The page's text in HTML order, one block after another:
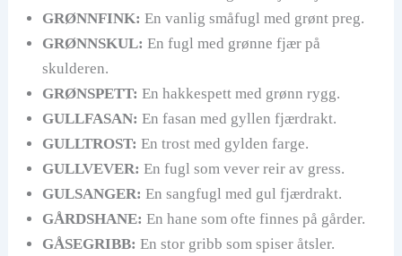
GRØNNFINK: En vanlig småfugl med grønt preg.
GRØNNSKUL: En fugl med grønne fjær på
skulderen.
GRØNSPETT: En hakkespett med grønn rygg.
GULLFASAN: En fasan med gyllen fjærdrakt.
GULLTROST: En trost med gylden farge.
GULLVEVER: En fugl som vever reir av gress.
GULSANGER: En sangfugl med gul fjærdrakt.
GÅRDSHANE: En hane som ofte finnes på gårder.
GÅSEGRIBB: En stor gribb som spiser åtsler.